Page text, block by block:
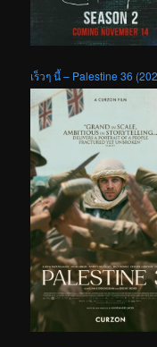
เร็วๆ นี้ – Palestine 36